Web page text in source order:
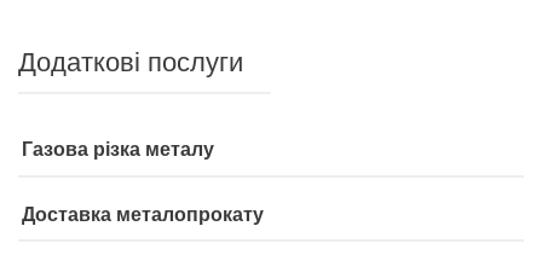
Додаткові послуги
Газова різка металу
Доставка металопрокату